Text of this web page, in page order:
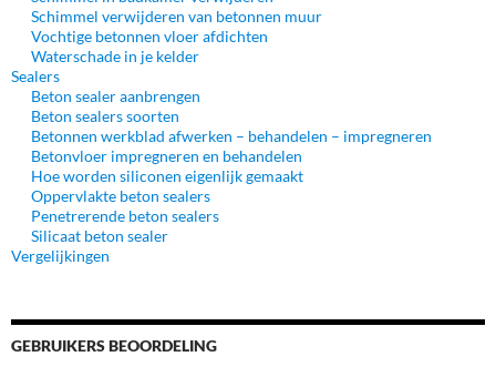
Schimmel verwijderen van betonnen muur
Vochtige betonnen vloer afdichten
Waterschade in je kelder
Sealers
Beton sealer aanbrengen
Beton sealers soorten
Betonnen werkblad afwerken – behandelen – impregneren
Betonvloer impregneren en behandelen
Hoe worden siliconen eigenlijk gemaakt
Oppervlakte beton sealers
Penetrerende beton sealers
Silicaat beton sealer
Vergelijkingen
GEBRUIKERS BEOORDELING